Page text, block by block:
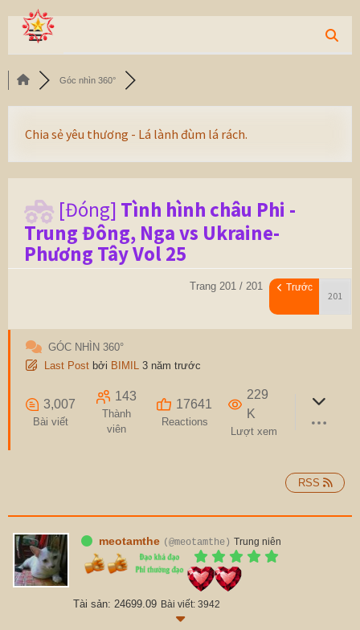
Góc nhìn 360°
Chia sẻ yêu thương - Lá lành đùm lá rách.
[Đóng] Tình hình châu Phi -
Trung Đông, Nga vs Ukraine-
Phương Tây Vol 25
Trang 201 / 201 Trước
GÓC NHÌN 360°
Last Post bởi BIMIL 3 năm trước
3,007
Bài viết
143
Thành
viên
17641
Reactions
229
K
Lượt xem
RSS
meotamthe (@meotamthe) Trung niên
Tài sản: 24699.09 Bài viết: 3942